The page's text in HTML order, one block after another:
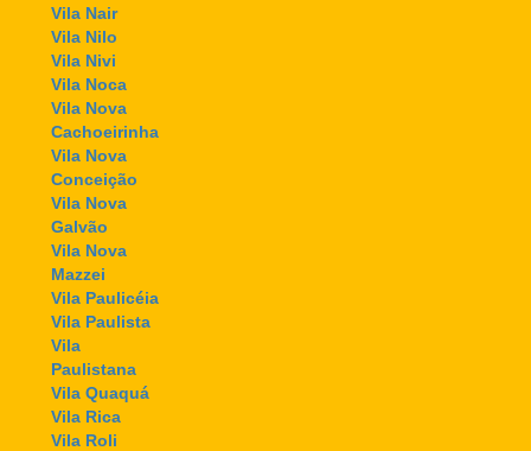
Vila Nair
Vila Nilo
Vila Nivi
Vila Noca
Vila Nova
Cachoeirinha
Vila Nova
Conceição
Vila Nova
Galvão
Vila Nova
Mazzei
Vila Paulicéia
Vila Paulista
Vila
Paulistana
Vila Quaquá
Vila Rica
Vila Roli